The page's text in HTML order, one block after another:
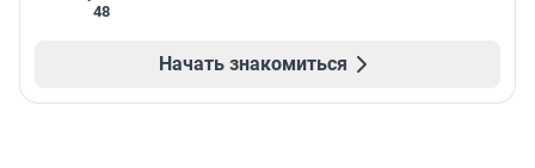
48
Начать знакомиться